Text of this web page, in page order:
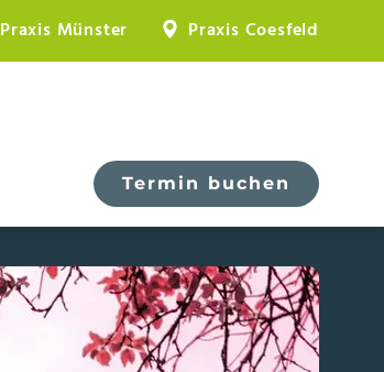
Praxis Münster Praxis Coesfeld
Termin buchen